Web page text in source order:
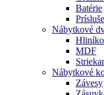
Batérie
Nábytkové
MDF
Nábytkové
Závesy